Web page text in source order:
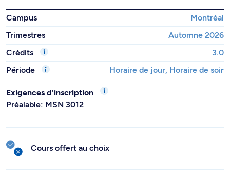
Campus
Montréal
Trimestres
Automne 2026
Crédits
3.0
Période
Horaire de jour, Horaire de soir
Exigences d'inscription
Préalable: MSN 3012
Cours offert au choix